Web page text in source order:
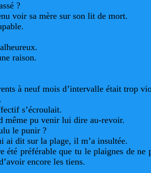
?
voir sa mère sur son lit de mort.
raison.
à neuf mois d’intervalle était trop
s’écroulait.
même pu venir lui dire au-revoir.
le punir ?
ai dit sur la plage, il m’a insultée.
été préférable que tu le plaignes de ne
encore les tiens.